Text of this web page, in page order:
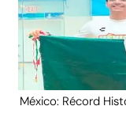
México: Récord